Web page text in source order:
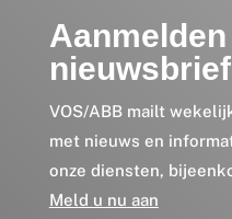
nieuwsbrief
VOS/ABB mailt
met nieuws en
onze diensten,
Meld u nu aan